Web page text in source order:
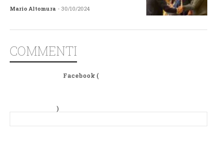
Mario Altomura - 30/10/2024
COMMENTI
Facebook (
)